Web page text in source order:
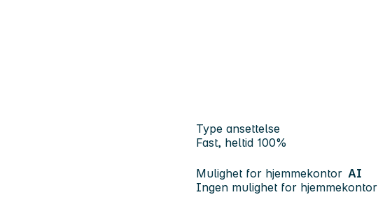
Type ansettelse
Fast, heltid 100%
Mulighet for hjemmekontor AI
Ingen mulighet for hjemmekontor